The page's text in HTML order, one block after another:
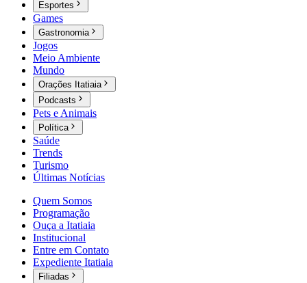
Esportes
Games
Gastronomia
Jogos
Meio Ambiente
Mundo
Orações Itatiaia
Podcasts
Pets e Animais
Política
Saúde
Trends
Turismo
Últimas Notícias
Quem Somos
Programação
Ouça a Itatiaia
Institucional
Entre em Contato
Expediente Itatiaia
Filiadas